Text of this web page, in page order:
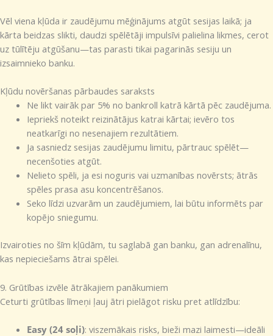
Vēl viena kļūda ir zaudējumu mēģinājums atgūt sesijas laikā; ja
kārta beidzas slikti, daudzi spēlētāji impulsīvi palielina likmes, cerot
uz tūlītēju atgūšanu—tas parasti tikai pagarinās sesiju un
izsaimnieko banku.
Kļūdu novēršanas pārbaudes saraksts
Ne likt vairāk par 5% no bankroll katrā kārtā pēc zaudējuma.
Iepriekš noteikt reizinātājus katrai kārtai; ievēro tos
neatkarīgi no nesenajiem rezultātiem.
Ja sasniedz sesijas zaudējumu limitu, pārtrauc spēlēt—
necenšoties atgūt.
Nelieto spēli, ja esi noguris vai uzmanības novērsts; ātrās
spēles prasa asu koncentrēšanos.
Seko līdzi uzvarām un zaudējumiem, lai būtu informēts par
kopējo sniegumu.
Izvairoties no šīm kļūdām, tu saglabā gan banku, gan adrenalīnu,
kas nepieciešams ātrai spēlei.
9. Grūtības izvēle ātrākajiem panākumiem
Ceturti grūtības līmeņi ļauj ātri pielāgot risku pret atlīdzību:
Easy (24 soļi): viszemākais risks, bieži mazi laimesti—ideāli